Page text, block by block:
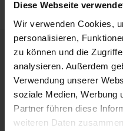
Diese Webseite
Wir verwenden Cookies,
personalisieren,
zu können und die
analysieren. Außerdem
Verwendung unserer
soziale Medien, Werbung
Partner führen diese
weiteren Daten
Höchst- und
Die Tabelle zeigt die
Pelletspreise für lose